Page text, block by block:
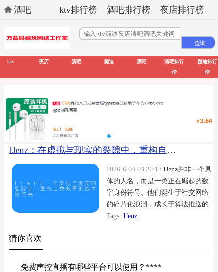
酒吧 ktv排行榜 酒吧排行榜 夜店排行榜
ktv 夜店 清吧 蹦迪 酒吧
清吧排行
榜
蹦迪排行
榜
IJenz：在虚拟与现实的裂隙中，重构自我叙事的数字原住民
2026-6-04 03:26:13 IJenz并非一个具
体的人名，而是一类正在崛起的数
字身份符号。他们诞生于社交网络
的碎片化浪潮，成长于算法推送的
茧房之中，却对“被定义”抱有深刻
种更内敛的抵抗——他们不再追求
点赞量的峰值，转而用数字工具雕
Tags: IJenz
猜你喜欢
免费声控直播有哪些平台可以使用？****